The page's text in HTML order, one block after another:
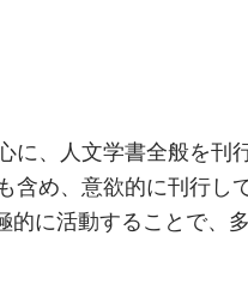
、人文学書全般を刊
め、意欲的に刊行し
に活動することで、